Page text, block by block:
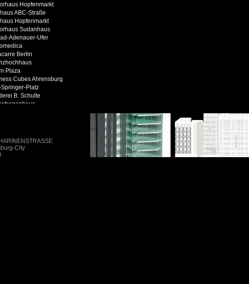
City
Hopfenmarkt
ABC-Straße
Hopfenmarkt
Sudanhaus
Adenauer-Ufer
Berlin
Plaza
Cubes Ahrensburg
Platz
B. Schulte
Loft